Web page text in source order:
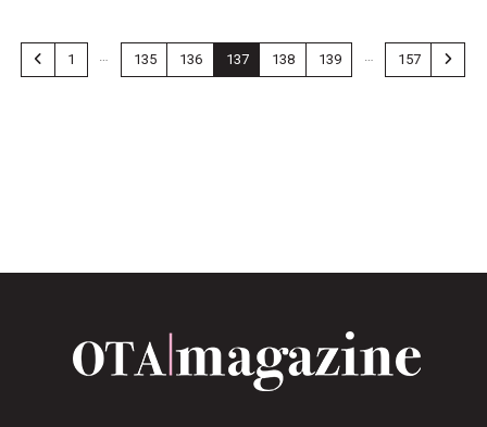
1 … 135 136 137 138 139 … 157